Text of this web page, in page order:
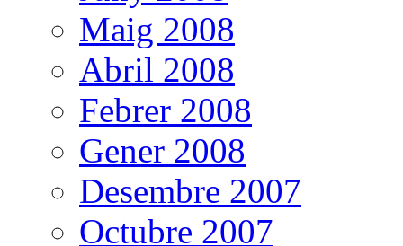
Maig 2008
Abril 2008
Febrer 2008
Gener 2008
Desembre 2007
Octubre 2007